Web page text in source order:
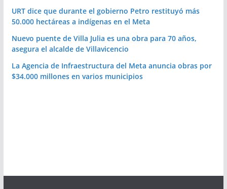
URT dice que durante el gobierno Petro restituyó más
50.000 hectáreas a indígenas en el Meta
Nuevo puente de Villa Julia es una obra para 70 años,
asegura el alcalde de Villavicencio
La Agencia de Infraestructura del Meta anuncia obras por
$34.000 millones en varios municipios